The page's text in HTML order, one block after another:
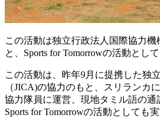
この活動は独立行政法人国際協力機
と、Sports for Tomorrowの活動とし
この活動は、昨年9月に提携した独
（JICA)の協力のもと、スリランカ
協力隊員に運営、現地タミル語の通
Sports for Tomorrowの活動としても